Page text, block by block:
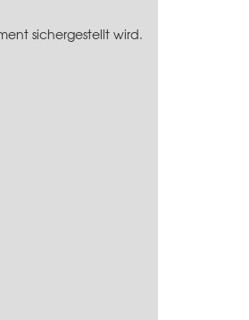
sichergestellt wird.